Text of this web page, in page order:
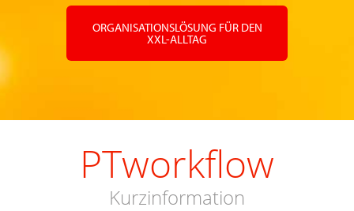
ORGANISATIONSLÖSUNG FÜR DEN
XXL-ALLTAG
PTworkflow
Kurzinformation